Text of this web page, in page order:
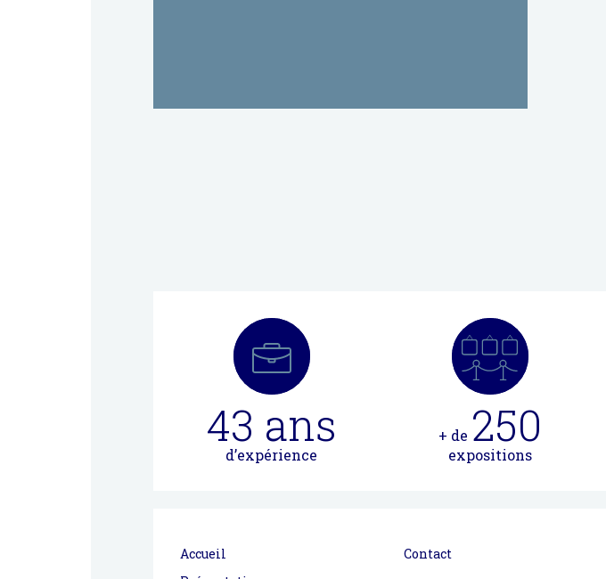
43 ans
d’expérience
+ de 250
expositions
Accueil
Contact